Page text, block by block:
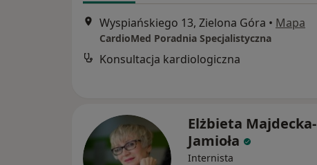
Wyspiańskiego 13, Zielona Góra • Mapa
CardioMed Poradnia Specjalistyczna
Konsultacja kardiologiczna
Elżbieta Majdecka-
Jamioła
Internista